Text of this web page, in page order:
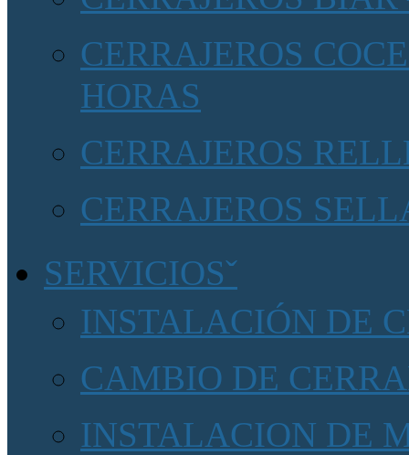
CERRAJEROS
HORAS
CERRAJEROS
CERRAJEROS
SERVICIOS
INSTALACIÓN DE
CAMBIO DE
INSTALACION DE